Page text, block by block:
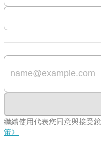
繼續使用代表您同意與接受
策》